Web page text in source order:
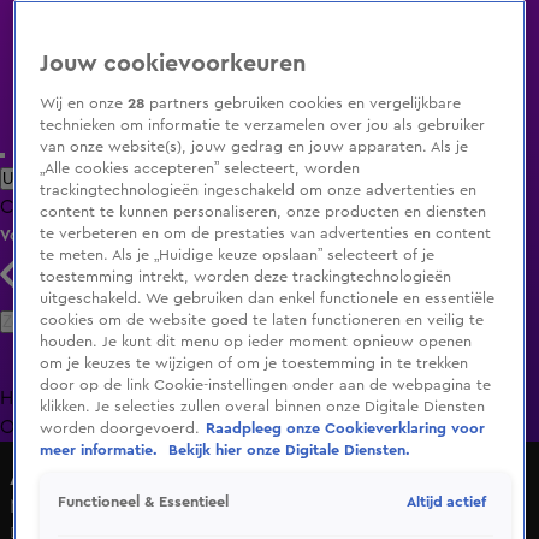
Uitzending Gemist Populaire programma's Zenders Genres
ClipsFilmsRadioSmart TV inlogShop
Volg KIJK
Zoeken
HomeUitzending Gemist Programma's De Bondgenoten
OranjezomerLivestreamsShop
A.S.S. - Anti Survival Show
Megan niet eens met Luca: “Ik ben zijn hondje niet”
Do 11 juni, 13:07
Jouw cookievoorkeuren
Wij en onze28 partners gebruiken cookies en vergelijkbare
technieken om informatie te verzamelen over jou als gebruiker
van onze website(s), jouw gedrag en jouw apparaten. Als je
„Alle cookies accepteren” selecteert, worden
trackingtechnologieën ingeschakeld om onze advertenties en
content te kunnen personaliseren, onze producten en diensten
te verbeteren en om de prestaties van advertenties en content
te meten. Als je „Huidige keuze opslaan” selecteert of je
toestemming intrekt, worden deze trackingtechnologieën
uitgeschakeld. We gebruiken dan enkel functionele en essentiële
cookies om de website goed te laten functioneren en veilig te
houden. Je kunt dit menu op ieder moment opnieuw openen
om je keuzes te wijzigen of om je toestemming in te trekken
door op de link Cookie-instellingen onder aan de webpagina te
klikken. Je selecties zullen overal binnen onze Digitale Diensten
worden doorgevoerd.
Raadpleeg onze Cookieverklaring voor
meer informatie.
Bekijk hier onze Digitale Diensten.
Functioneel & Essentieel Altijd actief